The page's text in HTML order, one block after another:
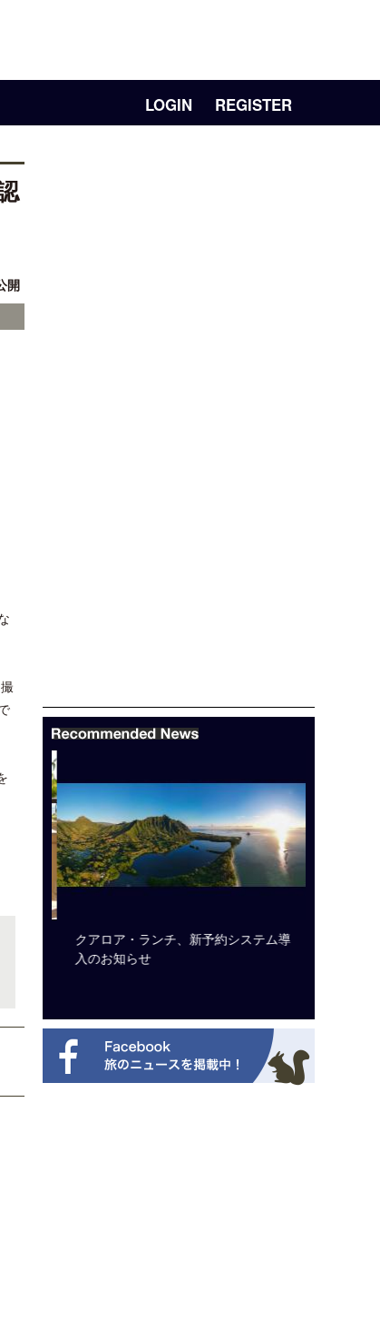
LOGIN REGISTER
開
クアロア・ランチ、新予約システム導
入のお知らせ